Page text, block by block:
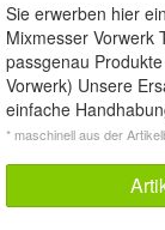
Sie erwerben hier
Mixmesser Vorwerk
passgenau
Vorwerk) Unsere
einfache
* maschinell aus der